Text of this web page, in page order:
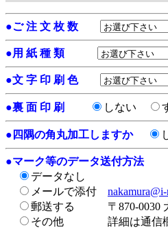
●ご 注 文 枚 数
●用 紙 種 類
●文 字 印 刷 色
●裏 面 印 刷 しない
● 四隅の角丸加工しますか
●マーク等のデータ送付方法
データなし
メールで添付
郵送する 〒870-
その他 詳細は通信